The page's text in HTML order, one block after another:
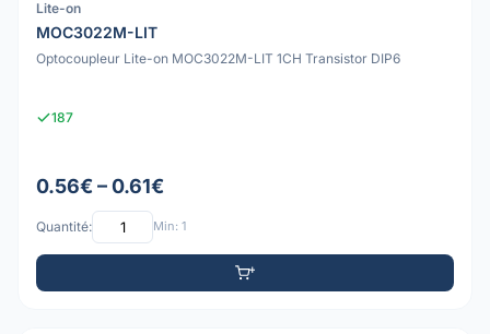
Lite-on
MOC3022M-LIT
Optocoupleur Lite-on MOC3022M-LIT 1CH Transistor DIP6
187
0.56€ – 0.61€
Quantité: Min: 1